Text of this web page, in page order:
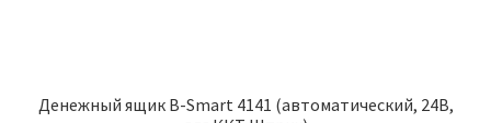
Денежный ящик B-Smart 4141 (автоматический, 24В,